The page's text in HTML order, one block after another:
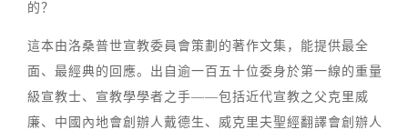
的？
這本由洛桑普世宣教委員會策劃的著作文集，能提供最全
面、最經典的回應。出自逾一百五十位委身於第一線的重量
級宣教士、宣教學學者之手——包括近代宣教之父克里威
廉、中國內地會創辦人戴德生、威克里夫聖經翻譯會創辦人